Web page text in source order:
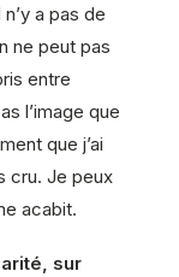
a pas de
ne peut pas
entre
l’image que
que j’ai
cru. Je peux
acabit.
sur